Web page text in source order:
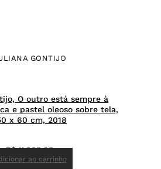
GONTIJO
O outro está sempre à
e pastel oleoso sobre tela,
x 60 cm, 2018
R$11.000,00
ao carrinho